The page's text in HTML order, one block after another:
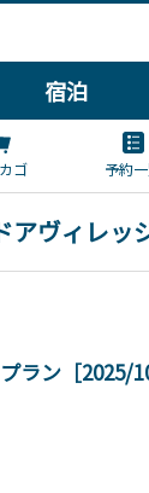
宿泊
ゴ 予約
アヴィレッ
ラン［2025/